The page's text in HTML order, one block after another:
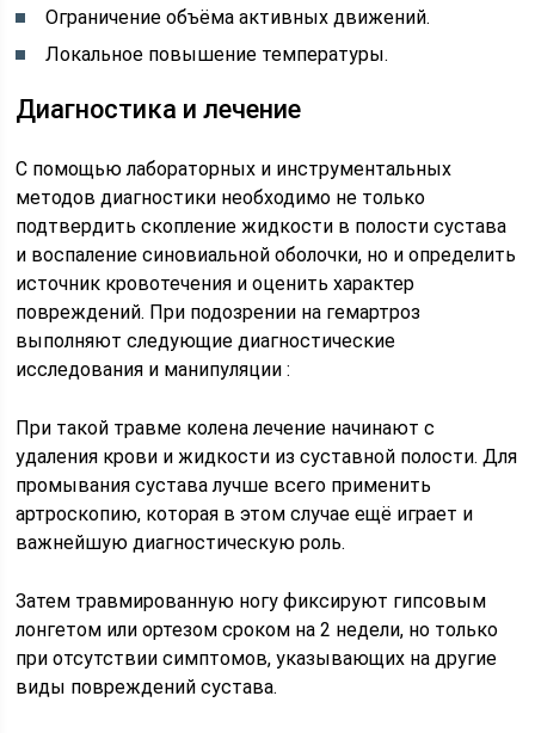
Ограничение объёма активных движений.
Локальное повышение температуры.
Диагностика и лечение
С помощью лабораторных и инструментальных
методов диагностики необходимо не только
подтвердить скопление жидкости в полости сустава
и воспаление синовиальной оболочки, но и определить
источник кровотечения и оценить характер
повреждений. При подозрении на гемартроз
выполняют следующие диагностические
исследования и манипуляции :
При такой травме колена лечение начинают с
удаления крови и жидкости из суставной полости. Для
промывания сустава лучше всего применить
артроскопию, которая в этом случае ещё играет и
важнейшую диагностическую роль.
Затем травмированную ногу фиксируют гипсовым
лонгетом или ортезом сроком на 2 недели, но только
при отсутствии симптомов, указывающих на другие
виды повреждений сустава.